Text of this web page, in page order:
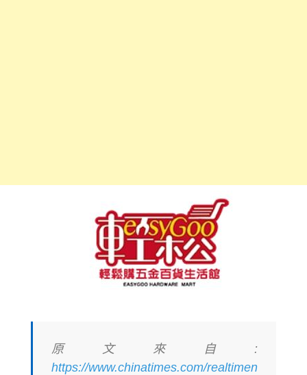
原文來自:
https://www.chinatimes.com/realtimen